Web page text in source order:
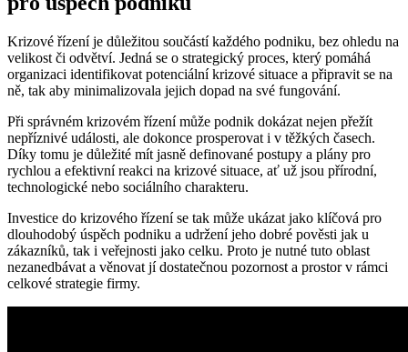
Krizové řízení je důležitou součástí každého podniku, bez ohledu na
velikost či odvětví. Jedná se o strategický proces, který pomáhá
organizaci identifikovat potenciální krizové situace a připravit se na
ně, tak aby minimalizovala jejich dopad na své fungování.
Při správném krizovém řízení může podnik dokázat nejen přežít
nepříznivé události, ale dokonce prosperovat i v těžkých časech.
Díky tomu je důležité mít jasně definované postupy a plány pro
rychlou a efektivní reakci na krizové situace, ať už jsou přírodní,
technologické nebo sociálního charakteru.
Investice do krizového řízení se tak může ukázat jako klíčová pro
dlouhodobý úspěch podniku a udržení jeho dobré pověsti jak u
zákazníků, tak i veřejnosti jako celku. Proto je nutné tuto oblast
nezanedbávat a věnovat jí dostatečnou pozornost a prostor v rámci
celkové strategie firmy.